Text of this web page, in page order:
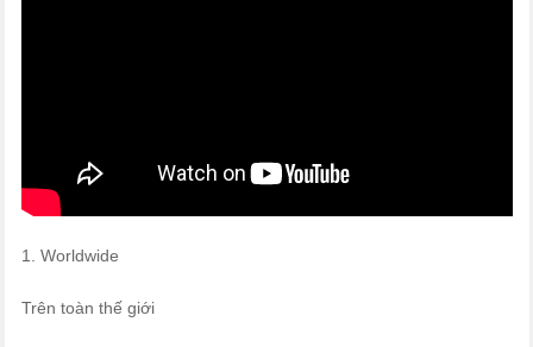
1. Worldwide
Trên toàn thế giới